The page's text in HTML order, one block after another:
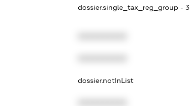
dossier.single_tax_reg_group - 3
dossier.notInList